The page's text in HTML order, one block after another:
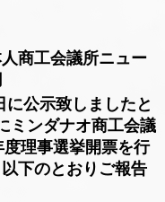
商工会議所ニュー
に公示致しましたと
ミンダナオ商工会議
理事選挙開票を行
下のとおりご報告